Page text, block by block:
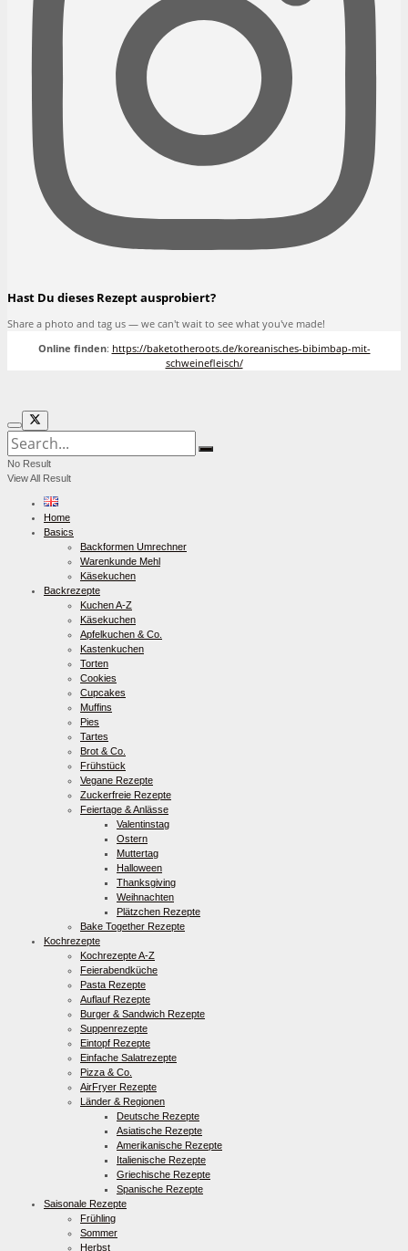
Hast Du dieses Rezept ausprobiert?
Share a photo and tag us — we can't wait to see what you've made!
Online finden: https://baketotheroots.de/koreanisches-bibimbap-mit-
schweinefleisch/
No Result
View All Result
Home
Basics
Backformen Umrechner
Warenkunde Mehl
Käsekuchen
Backrezepte
Kuchen A-Z
Käsekuchen
Apfelkuchen & Co.
Kastenkuchen
Torten
Cookies
Cupcakes
Muffins
Pies
Tartes
Brot & Co.
Frühstück
Vegane Rezepte
Zuckerfreie Rezepte
Feiertage & Anlässe
Valentinstag
Ostern
Muttertag
Halloween
Thanksgiving
Weihnachten
Plätzchen Rezepte
Bake Together Rezepte
Kochrezepte
Kochrezepte A-Z
Feierabendküche
Pasta Rezepte
Auflauf Rezepte
Burger & Sandwich Rezepte
Suppenrezepte
Eintopf Rezepte
Einfache Salatrezepte
Pizza & Co.
AirFryer Rezepte
Länder & Regionen
Deutsche Rezepte
Asiatische Rezepte
Amerikanische Rezepte
Italienische Rezepte
Griechische Rezepte
Spanische Rezepte
Saisonale Rezepte
Frühling
Sommer
Herbst